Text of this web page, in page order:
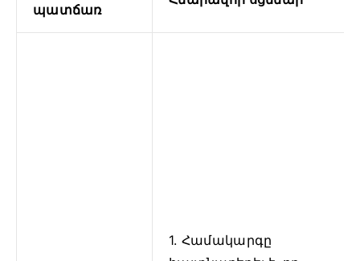
պատճառ
1. Համակարգը